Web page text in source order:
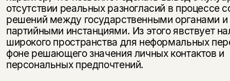
отсутствии реальных разногласий в процессе
решений между государственными органами и
партийными инстанциями. Из этого явствует
широкого пространства для неформальных
фоне решающего значения личных контактов и
персональных предпочтений.